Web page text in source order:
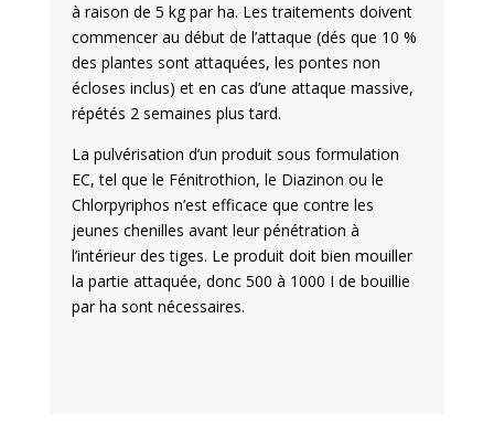
à raison de 5 kg par ha. Les traitements doivent
commencer au début de l’attaque (dés que 10 %
des plantes sont attaquées, les pontes non
écloses inclus) et en cas d’une attaque massive,
répétés 2 semaines plus tard.
La pulvérisation d’un produit sous formulation
EC, tel que le Fénitrothion, le Diazinon ou le
Chlorpyriphos n’est efficace que contre les
jeunes chenilles avant leur pénétration à
l’intérieur des tiges. Le produit doit bien mouiller
la partie attaquée, donc 500 à 1000 I de bouillie
par ha sont nécessaires.